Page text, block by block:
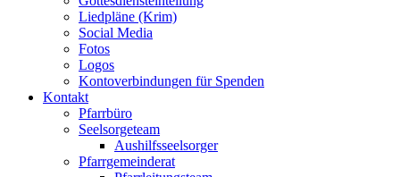
Liedpläne (Krim)
Social Media
Fotos
Logos
Kontoverbindungen für Spenden
Kontakt
Pfarrbüro
Seelsorgeteam
Aushilfsseelsorger
Pfarrgemeinderat